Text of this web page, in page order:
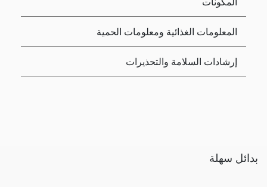
المعلومات الغذائية ومعلومات الحمية
إرشادات السلامة والتحذيرات
بدائل سهلة